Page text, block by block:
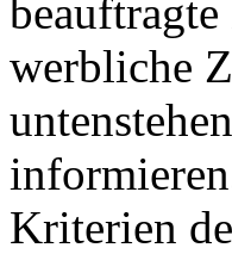
werbliche
Kriterien